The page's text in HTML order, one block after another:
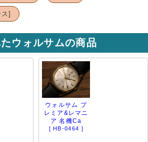
]
ウォルサムの商品
ウォルサム プ
レミア&レマニ
ア 名機Ca
[ HB-0464 ]